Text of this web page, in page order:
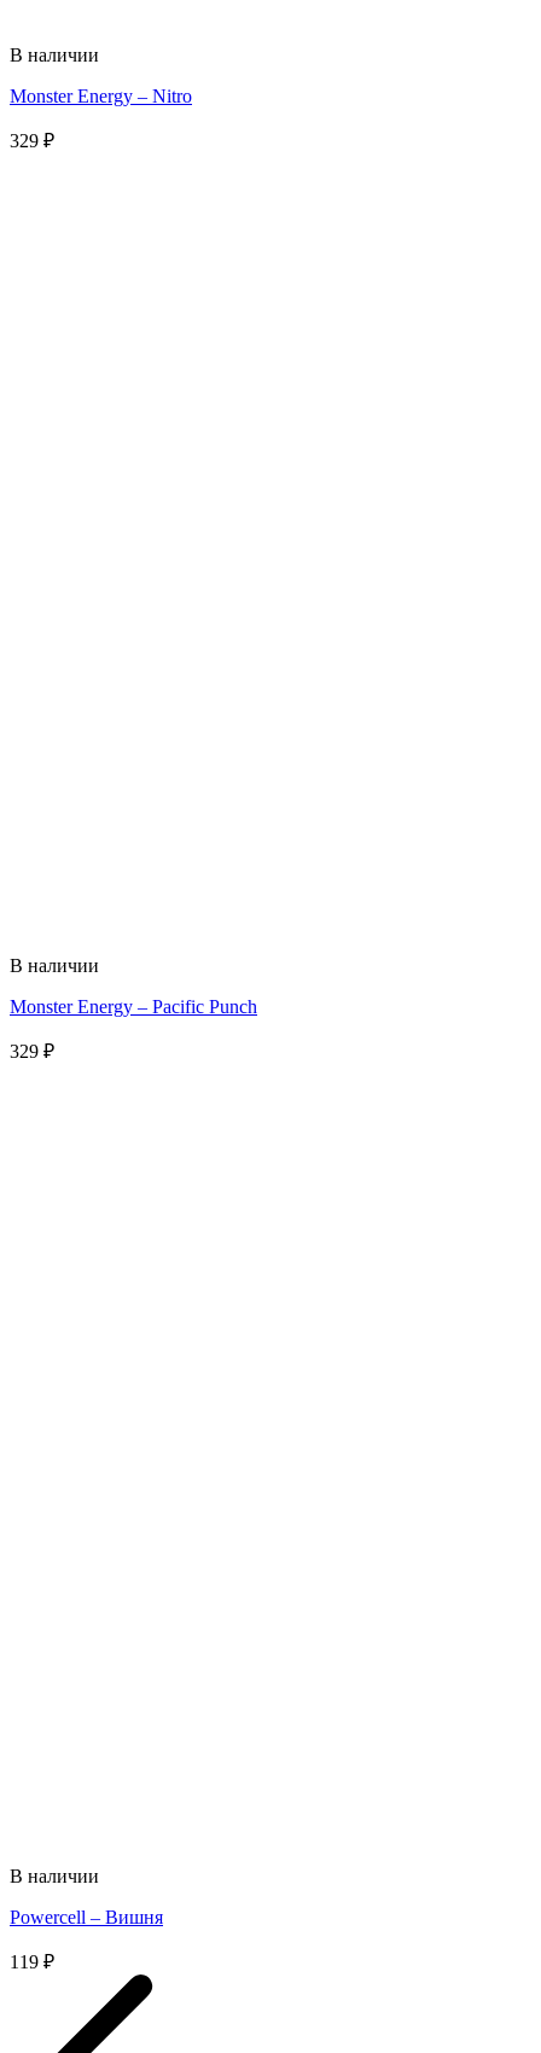
В наличии
Monster Energy – Nitro
329 ₽
В наличии
Monster Energy – Pacific Punch
329 ₽
В наличии
Powercell – Вишня
119 ₽